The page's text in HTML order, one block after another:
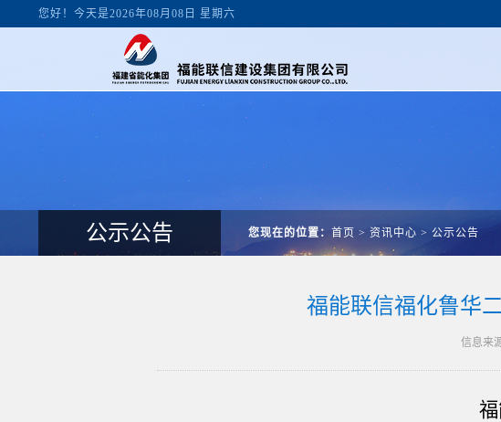
您好！今天是2026年08月08日 星期六
公示公告 您现在的位置： 首页 > 资讯中心 > 公示公告
福能联信福化鲁华
信息来